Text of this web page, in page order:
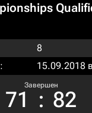
8
15.09.2018
Завершен
71 : 82